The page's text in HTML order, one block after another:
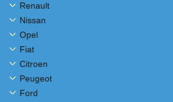
Renault
Nissan
Opel
Fiat
Citroen
Peugeot
Ford